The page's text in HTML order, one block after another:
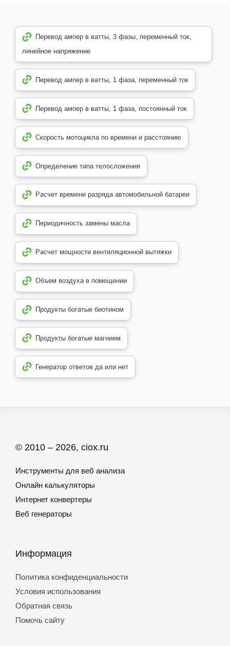
Перевод ампер в ватты, 3 фазы, переменный ток,
линейное напряжение
Перевод ампер в ватты, 1 фаза, переменный ток
Перевод ампер в ватты, 1 фаза, постоянный ток
Скорость мотоцикла по времени и расстоянию
Определение типа телосложения
Расчет времени разряда автомобильной батареи
Периодичность замены масла
Расчет мощности вентиляционной вытяжки
Объем воздуха в помещении
Продукты богатые биотином
Продукты богатые магнием
Генератор ответов да или нет
© 2010 – 2026, ciox.ru
Инструменты для веб анализа
Онлайн калькуляторы
Интернет конвертеры
Веб генераторы
Информация
Политика конфиденциальности
Условия использования
Обратная связь
Помочь сайту